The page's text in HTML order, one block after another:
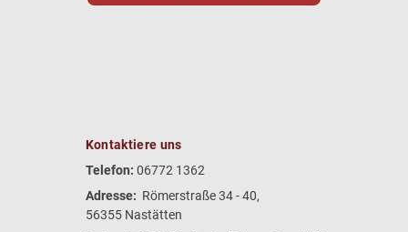
Kontaktiere uns
Telefon: 06772 1362
Adresse: Römerstraße 34 - 40,
56355 Nastätten